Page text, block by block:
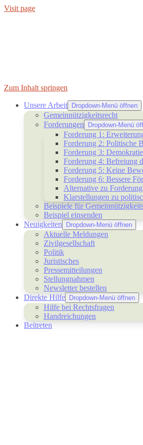
Visit page
Zum Inhalt springen
Unsere Arbeit Dropdown-Menü öffnen
Gemeinnützigkeitsrecht
Forderungen
Dropdown-Menü
Forderung 1:
Forderung 2: Politische
Forderung 3:
Forderung 4: Befreiung
Forderung 5: Keine
Forderung 6: Bessere
Alternative zu
Klarstellungen zu
Beispiele für
Beispiel einsenden
Neuigkeiten
Dropdown-Menü öffnen
Aktuelle Meldungen
Zivilgesellschaft
Politik
Juristisches
Pressemitteilungen
Stellungnahmen
Newsletter bestellen
Direkte Hilfe
Dropdown-Menü öffnen
Hilfe bei Rechtsfragen
Handreichungen
Beitreten